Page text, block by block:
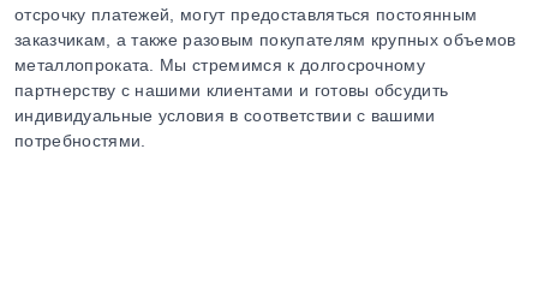
отсрочку платежей, могут предоставляться постоянным
заказчикам, а также разовым покупателям крупных объемов
металлопроката. Мы стремимся к долгосрочному
партнерству с нашими клиентами и готовы обсудить
индивидуальные условия в соответствии с вашими
потребностями.